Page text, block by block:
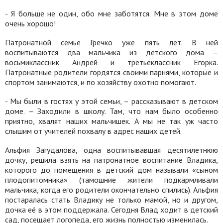
- Я больше не один, обо мне заботятся. Мне в этом доме
очень хорошо!
Патронатной семье Гречко уже пять лет. В ней
воспитываются два мальчика из детского дома –
восьмиклассник Андрей и третьеклассник Егорка.
Патронатные родители гордятся своими парнями, которые и
спортом занимаются, и по хозяйству охотно помогают.
- Мы были в гостях у этой семьи, – рассказывают в детском
доме. – Заходили в школу. Там, что нам было особенно
приятно, хвалят наших мальчишек. А мы не так уж часто
слышим от учителей похвалу в адрес наших детей.
Альфия Загудалова, одна воспитывавшая десятилетнюю
дочку, решила взять на патронатное воспитание Владика,
которого до помещения в детский дом называли «сыном
плодопитомника» (тамошние жители подкармливали
мальчика, когда его родители окончательно спились). Альфия
постаралась стать Владику не только мамой, но и другом,
дочка её в этом поддержала. Сегодня Влад ходит в детский
сад, посещает логопеда, его жизнь полностью изменилась.